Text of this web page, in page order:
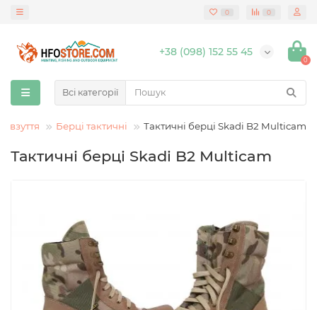
0 0
+38 (098) 152 55 45
0
Всі категорії
взуття Берці тактичні Тактичні берці Skadi B2 Multicam
Тактичні берці Skadi B2 Multicam